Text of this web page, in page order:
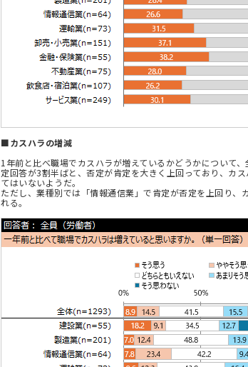
■カスハラの増減
1年前と比べ職場でカスハラが増えているかどうかについて
定回答が3割半ばと、否定が肯定を大きく上回っており、カ
てはいないようだ。
ただし、業種別では「情報通信業」で肯定が否定を上回り、
れる。